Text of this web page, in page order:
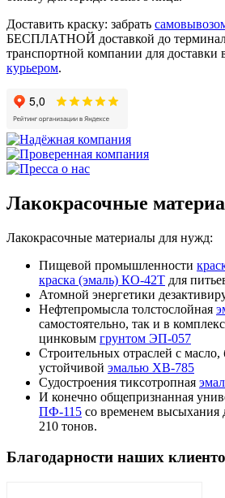
Доставить краску: забрать
БЕСПЛАТНОЙ доставкой до
транспортной компании для доставки
курьером.
Лакокрасочные
Лакокрасочные материалы для нужд:
Пищевой промышленности
краска (эмаль) КО-42Т для
Атомной энергетики
Нефтепромысла толстослойная
самостоятельно, так и в
цинковым грунтом ЭП-057
Строительных отраслей с масло,
устойчивой эмалью ХВ-785
Судостроения тиксотропная
И конечно общепризнанная
ПФ-115 со временем высыхания
210 тонов.
Благодарности наших